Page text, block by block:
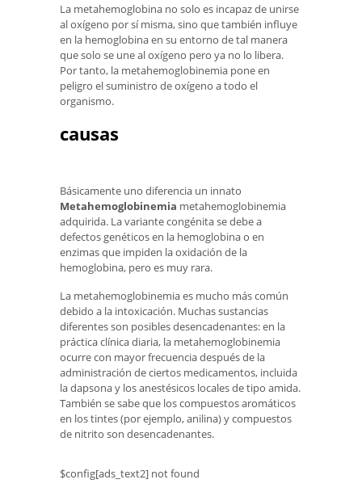
La metahemoglobina no solo es incapaz de unirse
al oxígeno por sí misma, sino que también influye
en la hemoglobina en su entorno de tal manera
que solo se une al oxígeno pero ya no lo libera.
Por tanto, la metahemoglobinemia pone en
peligro el suministro de oxígeno a todo el
organismo.
causas
Básicamente uno diferencia un innato
Metahemoglobinemia metahemoglobinemia
adquirida. La variante congénita se debe a
defectos genéticos en la hemoglobina o en
enzimas que impiden la oxidación de la
hemoglobina, pero es muy rara.
La metahemoglobinemia es mucho más común
debido a la intoxicación. Muchas sustancias
diferentes son posibles desencadenantes: en la
práctica clínica diaria, la metahemoglobinemia
ocurre con mayor frecuencia después de la
administración de ciertos medicamentos, incluida
la dapsona y los anestésicos locales de tipo amida.
También se sabe que los compuestos aromáticos
en los tintes (por ejemplo, anilina) y compuestos
de nitrito son desencadenantes.
$config[ads_text2] not found